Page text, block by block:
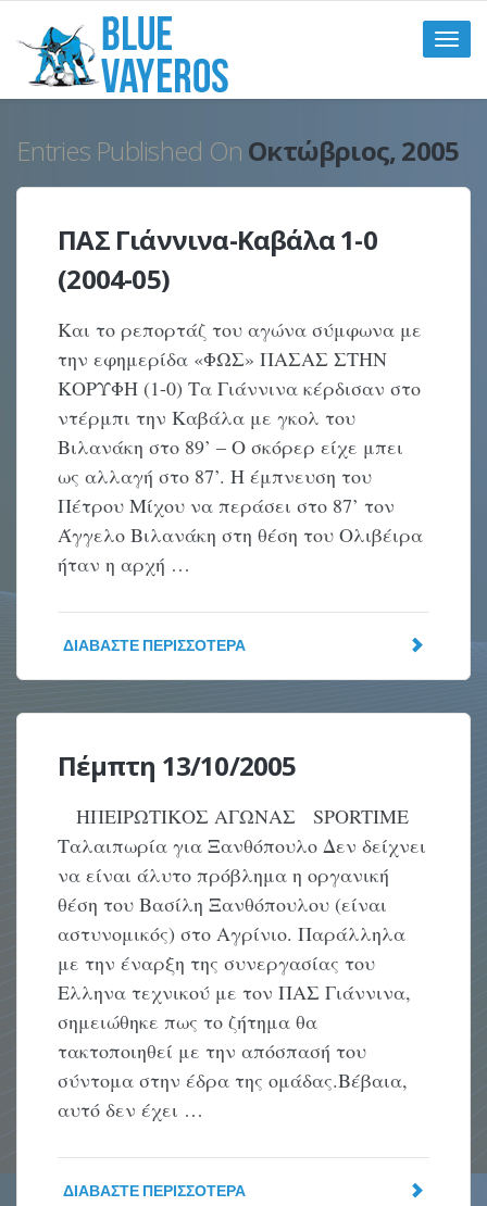
Toggle
Entries Published On Οκτώβριος, 2005
ΠΑΣ Γιάννινα-Καβάλα 1-0
(2004-05)
Και το ρεπορτάζ του αγώνα σύμφωνα με
την εφημερίδα «ΦΩΣ» ΠΑΣΑΣ ΣΤΗΝ
ΚΟΡΥΦΗ (1-0) Τα Γιάννινα κέρδισαν στο
ντέρμπι την Καβάλα με γκολ του
Βιλανάκη στο 89’ – Ο σκόρερ είχε μπει
ως αλλαγή στο 87’. Η έμπνευση του
Πέτρου Μίχου να περάσει στο 87’ τον
Άγγελο Βιλανάκη στη θέση του Ολιβέιρα
ήταν η αρχή …
ΔΙΑΒΆΣΤΕ ΠΕΡΙΣΣΌΤΕΡΑ
Πέμπτη 13/10/2005
ΗΠΕΙΡΩΤΙΚΟΣ ΑΓΩΝΑΣ SPORTIME
Ταλαιπωρία για Ξανθόπουλο Δεν δείχνει
να είναι άλυτο πρόβλημα η οργανική
θέση του Βασίλη Ξανθόπουλου (είναι
αστυνομικός) στο Αγρίνιο. Παράλληλα
με την έναρξη της συνεργασίας του
Ελληνα τεχνικού με τον ΠΑΣ Γιάννινα,
σημειώθηκε πως το ζήτημα θα
τακτοποιηθεί με την απόσπασή του
σύντομα στην έδρα της ομάδας.Βέβαια,
αυτό δεν έχει …
ΔΙΑΒΆΣΤΕ ΠΕΡΙΣΣΌΤΕΡΑ